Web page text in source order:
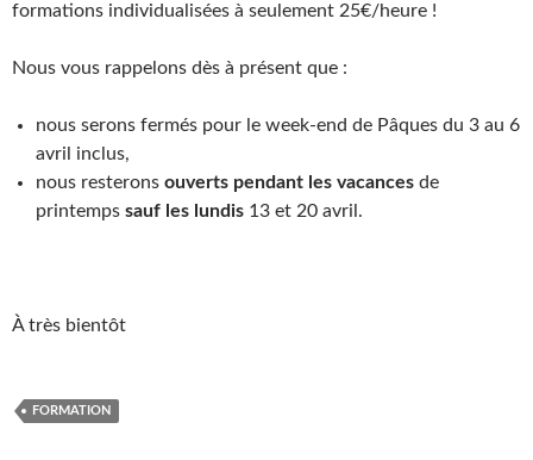
formations individualisées à seulement 25€/heure !
Nous vous rappelons dès à présent que :
nous serons fermés pour le week-end de Pâques du 3 au 6
avril inclus,
nous resterons ouverts pendant les vacances de
printemps sauf les lundis 13 et 20 avril.
À très bientôt
FORMATION